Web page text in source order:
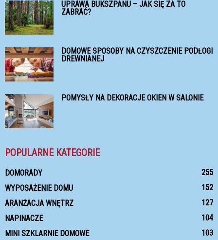
UPRAWA BUKSZPANU – JAK SIĘ ZA TO
ZABRAĆ?
DOMOWE SPOSOBY NA CZYSZCZENIE PODŁOGI
DREWNIANEJ
POMYSŁY NA DEKORACJE OKIEN W SALONIE
POPULARNE KATEGORIE
DOMORADY
255
WYPOSAŻENIE DOMU
152
ARANŻACJA WNĘTRZ
127
NAPINACZE
104
MINI SZKLARNIE DOMOWE
103